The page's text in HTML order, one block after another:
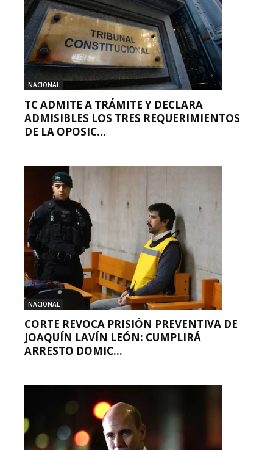
NACIONAL
TC ADMITE A TRÁMITE Y DECLARA
ADMISIBLES LOS TRES REQUERIMIENTOS
DE LA OPOSIC...
NACIONAL
CORTE REVOCA PRISIÓN PREVENTIVA DE
JOAQUÍN LAVÍN LEÓN: CUMPLIRÁ
ARRESTO DOMIC...